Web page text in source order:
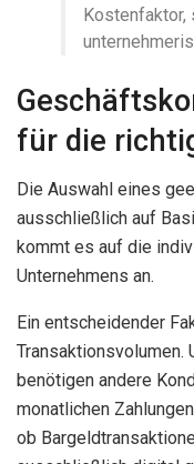
Kostenfaktor,
für die
Die Auswahl eines
ausschließlich auf
kommt es auf die
Unternehmens an.
Ein entscheidender
Transaktionsvolumen.
benötigen andere
monatlichen
ob